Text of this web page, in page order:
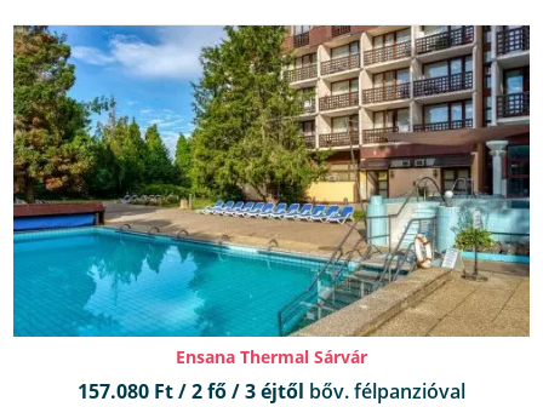
Ensana Thermal Sárvár
157.080 Ft / 2 fő / 3 éjtől bőv. félpanzióval